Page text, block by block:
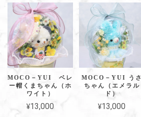
MOCO－YUI ベレ
ー帽くまちゃん（ホ
ワイト）
¥13,000
MOCO－YUI うさ
ちゃん（エメラル
ド）
¥13,000